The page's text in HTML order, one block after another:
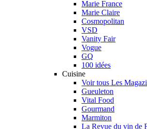
Marie France
Marie Claire
Cosmopolitan
VSD
Vanity Fair
Vogue
GQ
100 idées
Cuisine
Voir tous Les
Gueuleton
Vital Food
Gourmand
Marmiton
La Revue du vin de